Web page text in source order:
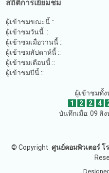
สถิติการเยี่ยมชม
ผู้เข้าชมขณะนี้ ::
ผู้เข้าชมวันนี้ ::
ผู้เข้าชมเมื่อวานนี้ ::
ผู้เข้าชมสัปดาห์นี้ ::
ผู้เข้าชมเดือนนี้ ::
ผู้เข้าชมปีนี้ ::
ผู้เข้าชมทั้ง
1
2 2 4
บันทึกเมื่อ: 09 สิ
© Copyright ศูนย์คอมพิวเตอร์ โ